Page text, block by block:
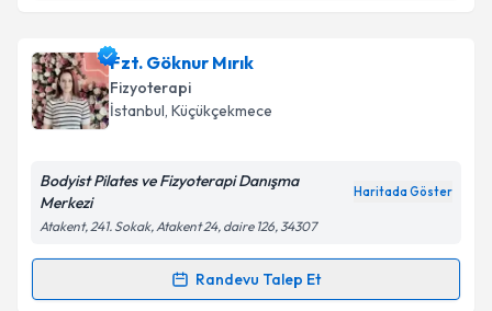
Fzt. Alev Atasever için randevu takvimi talebi
oluşturun. Size bu uzmandan randevu almanız için bir
takvim hazırlandığında e-posta ile bilgilendireceğiz.
Kişisel verilerimin işlenmesine ilişkinAydınlatma
'ni okudum ve kişisel verilerimin belirtilen
kapsamda işlenmesini kabul ediyorum.
Fzt. Göknur Mırık
Fizyoterapi
İstanbul, Küçükçekmece
Bodyist Pilates ve Fizyoterapi Danışma
Merkezi
Haritada Göster
Atakent, 241. Sokak, Atakent 24, daire 126, 34307
Randevu Talep Et
Randevu Takvimi Talebi